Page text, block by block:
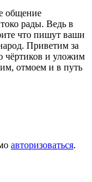
общение
рады. Ведь в
что пишут ваши
Приветим за
чёртиков и уложим
отмоем и в путь
авторизоваться.